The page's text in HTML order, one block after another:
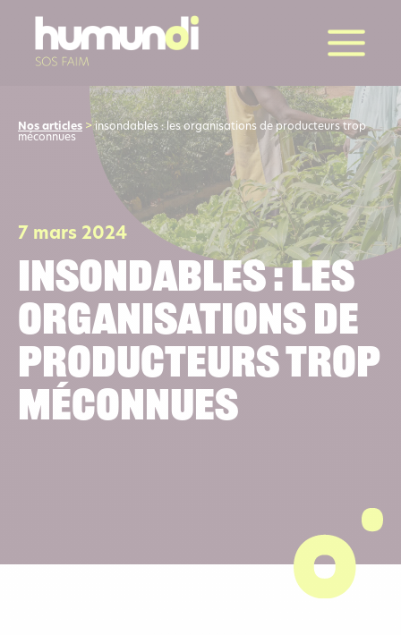
Nos articles >insondables : les organisations de producteurs trop
méconnues
7 mars 2024
insondables : les
organisations de
producteurs trop
méconnues